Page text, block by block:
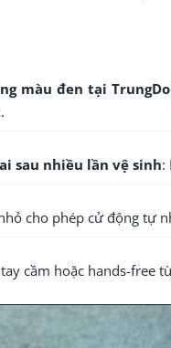
màu đen tại
sau nhiều lần vệ sinh:
cho phép cử động tự
cầm hoặc hands-free